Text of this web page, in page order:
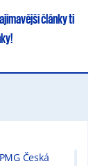
článkyti
Česká